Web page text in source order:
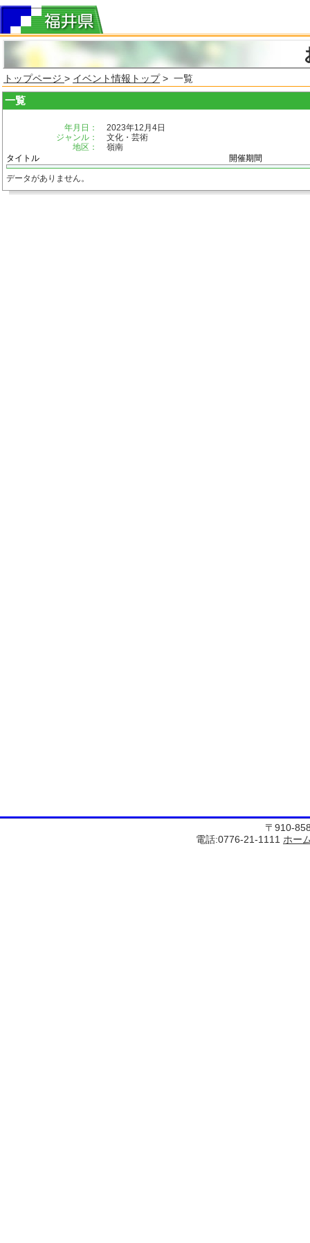
トップページ > イベント情報トップ> 一覧
一覧
年月日：
2023年12月4日
ジャンル：
文化・芸術
地区：
嶺南
タイトル
開催期間
データがありません。
〒910-
電話:0776-21-1111 ホー